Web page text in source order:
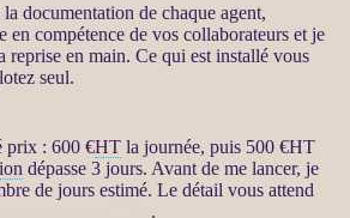
documentation de chaque agent,
en compétence de vos collaborateurs et je
reprise en main. Ce qui est installé vous
seul.
prix : 600 €HTla journée, puis 500 €HT
dépasse 3 jours. Avant de me lancer, je
de jours estimé. Le détail vous attend
.